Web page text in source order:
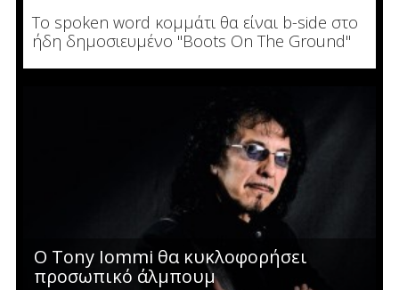
To spoken word κομμάτι θα είναι b-side στο
ήδη δημοσιευμένο "Boots On The Ground"
Ο Tony Iommi θα κυκλοφορήσει
προσωπικό άλμπουμ